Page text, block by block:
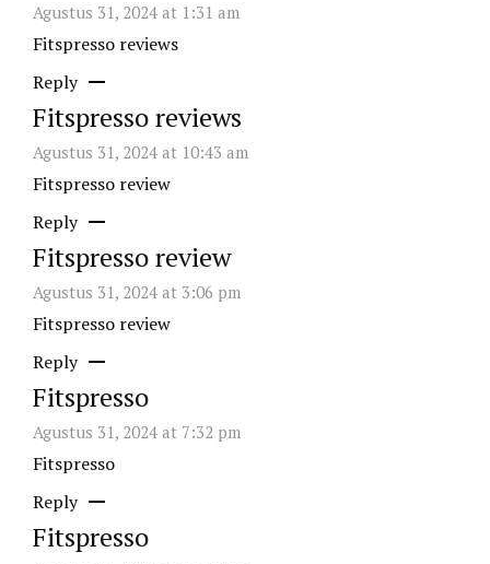
Agustus 31, 2024 at 1:31 am
Fitspresso reviews
Reply
Fitspresso reviews
Agustus 31, 2024 at 10:43 am
Fitspresso review
Reply
Fitspresso review
Agustus 31, 2024 at 3:06 pm
Fitspresso review
Reply
Fitspresso
Agustus 31, 2024 at 7:32 pm
Fitspresso
Reply
Fitspresso